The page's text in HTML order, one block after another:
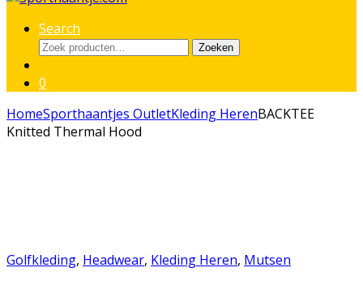
Search
Zoeken
Zoeken
0
HomeSporthaantjes OutletKleding HerenBACKTEE
Knitted Thermal Hood
Golfkleding, Headwear, Kleding Heren, Mutsen